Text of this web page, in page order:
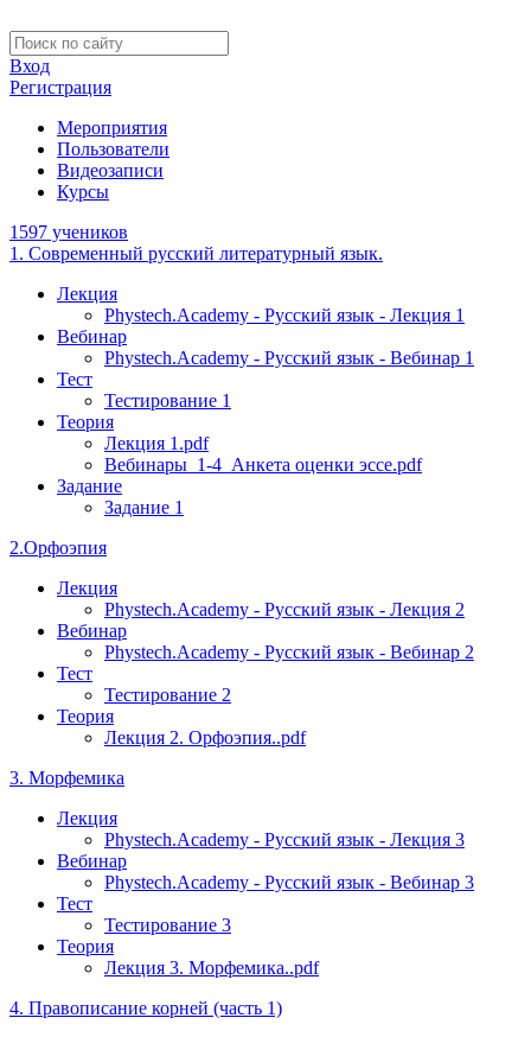
Вход
Регистрация
Мероприятия
Пользователи
Видеозаписи
Курсы
1597 учеников
1. Современный русский литературный язык.
Лекция
Phystech.Academy - Русский язык - Лекция 1
Вебинар
Phystech.Academy - Русский язык - Вебинар 1
Тест
Тестирование 1
Теория
Лекция 1.pdf
Вебинары_1-4_Анкета оценки эссе.pdf
Задание
Задание 1
2.Орфоэпия
Лекция
Phystech.Academy - Русский язык - Лекция 2
Вебинар
Phystech.Academy - Русский язык - Вебинар 2
Тест
Тестирование 2
Теория
Лекция 2. Орфоэпия..pdf
3. Морфемика
Лекция
Phystech.Academy - Русский язык - Лекция 3
Вебинар
Phystech.Academy - Русский язык - Вебинар 3
Тест
Тестирование 3
Теория
Лекция 3. Морфемика..pdf
4. Правописание корней (часть 1)